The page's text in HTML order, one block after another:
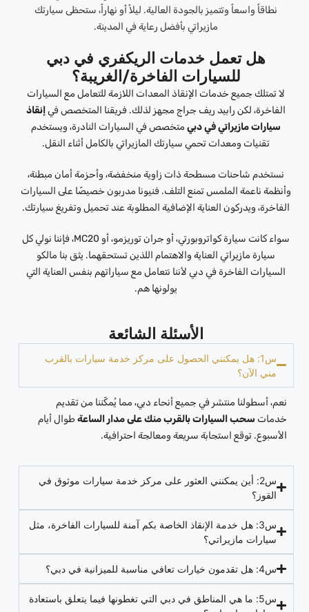
نطاقاً واسعاً وتتميز بالجودة العالية. ليلاً أو نهاراً، ستحظى سيارتك
مازيراتي بأفضل رعاية في المدينة.
هل تعمل خدمات الريكفري في دبي
للسيارات الفاخرة/الغريبة؟
لا تمتلك جميع خدمات الإنقاذ المعدات اللازمة للتعامل مع السيارات
الفاخرة، لكن رابيد ريف جراج مجهز لذلك. فريقنا المتخصص في إنقاذ
سيارات مازيراتي في دبي متخصص في السيارات النادرة، ويستخدم
تقنيات ومعدات تحمي سيارتك المازيراتي بالكامل أثناء النقل.
نستخدم شاحنات مسطحة ذات زاوية منخفضة، وأحزمة أمان مبطنة،
وأنظمة ناعمة الملمس تمنع التلف. فنيونا مدربون خصيصًا على السيارات
الفاخرة، ويدركون العناية الإضافية المطلوبة عند تحميل وتفريغ سيارتك.
سواء كانت سيارة كواتروبورتي، أو جران توريزمو، أو MC20، فإننا نولي كل
سيارة مازيراتي العناية والاهتمام اللذين تستحقهما. يثق بنا مالكو
السيارات الفاخرة في دبي لأننا نتعامل مع سياراتهم بنفس العناية التي
يولونها هم.
الأسئلة الشائعة
س1: هل يمكنني الحصول على مركز خدمة سيارات بالقرب
مني الآن؟
نعم، أسطولنا منتشر في جميع أنحاء دبي، مما يُمكّننا من تقديم
خدمات سحب السيارات بالقرب منك على مدار الساعة طوال أيام
الأسبوع. توقع استجابة سريعة ومعالجة احترافية.
س2: أين يمكنني العثور على مركز خدمة سيارات موثوق في
القوز؟
س3: هل خدمة الإنقاذ الخاصة بكم آمنة للسيارات الفاخرة، مثل
سيارات مازيراتي؟
س4: هل تقدمون خيارات تعافي مناسبة للميزانية في دبي؟
س5: ما هي المناطق في دبي التي تغطونها فيما يتعلق باستعادة